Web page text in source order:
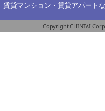
賃貸マンション・賃貸アパート
Copyright CHINTAI